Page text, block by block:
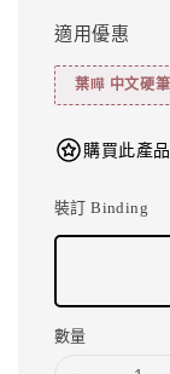
適用優惠
葉曄 中文硬
購買此產
裝訂 Binding
數量